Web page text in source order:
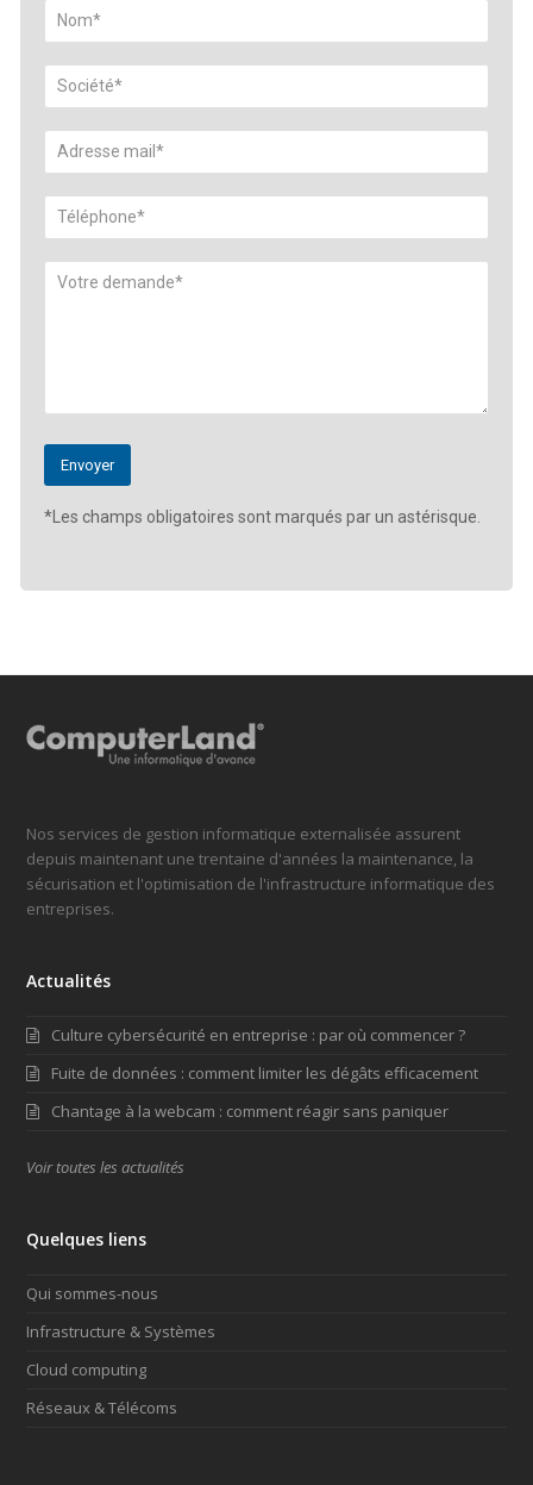
*Les champs obligatoires sont marqués par un astérisque.
Nos services de gestion informatique externalisée assurent
depuis maintenant une trentaine d'années la maintenance, la
sécurisation et l'optimisation de l'infrastructure informatique des
entreprises.
Actualités
Culture cybersécurité en entreprise : par où commencer ?
Fuite de données : comment limiter les dégâts efficacement
Chantage à la webcam : comment réagir sans paniquer
Voir toutes les actualités
Quelques liens
Qui sommes-nous
Infrastructure & Systèmes
Cloud computing
Réseaux & Télécoms